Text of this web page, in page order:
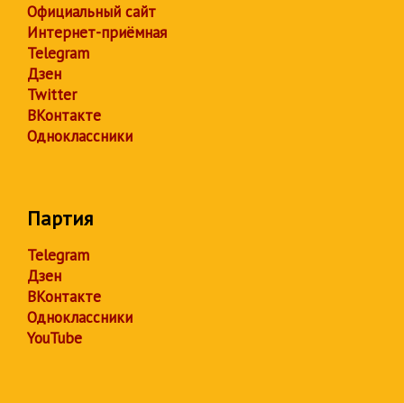
Официальный сайт
Интернет-приёмная
Telegram
Дзен
Twitter
ВКонтакте
Одноклассники
Партия
Telegram
Дзен
ВКонтакте
Одноклассники
YouTube